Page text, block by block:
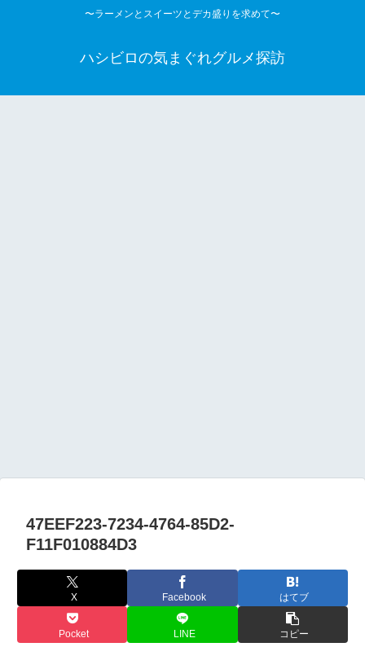
〜ラーメンとスイーツとデカ盛りを求めて〜
ハシビロの気まぐれグルメ探訪
47EEF223-7234-4764-85D2-
F11F010884D3
X Facebook はてブ
Pocket LINE コピー